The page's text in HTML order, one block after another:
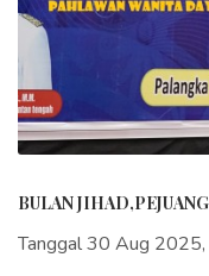
BULAN
Tanggal 30 Aug